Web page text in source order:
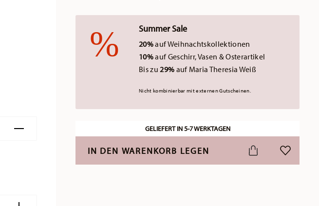
Summer Sale
20%auf Weihnachtskollektionen
10%auf Geschirr, Vasen & Osterartikel
Bis zu29% auf Maria Theresia Weiß
Nicht kombinierbar mit externen Gutscheinen.
GELIEFERT IN 5-7 WERKTAGEN
IN DEN WARENKORB LEGEN ADD TO